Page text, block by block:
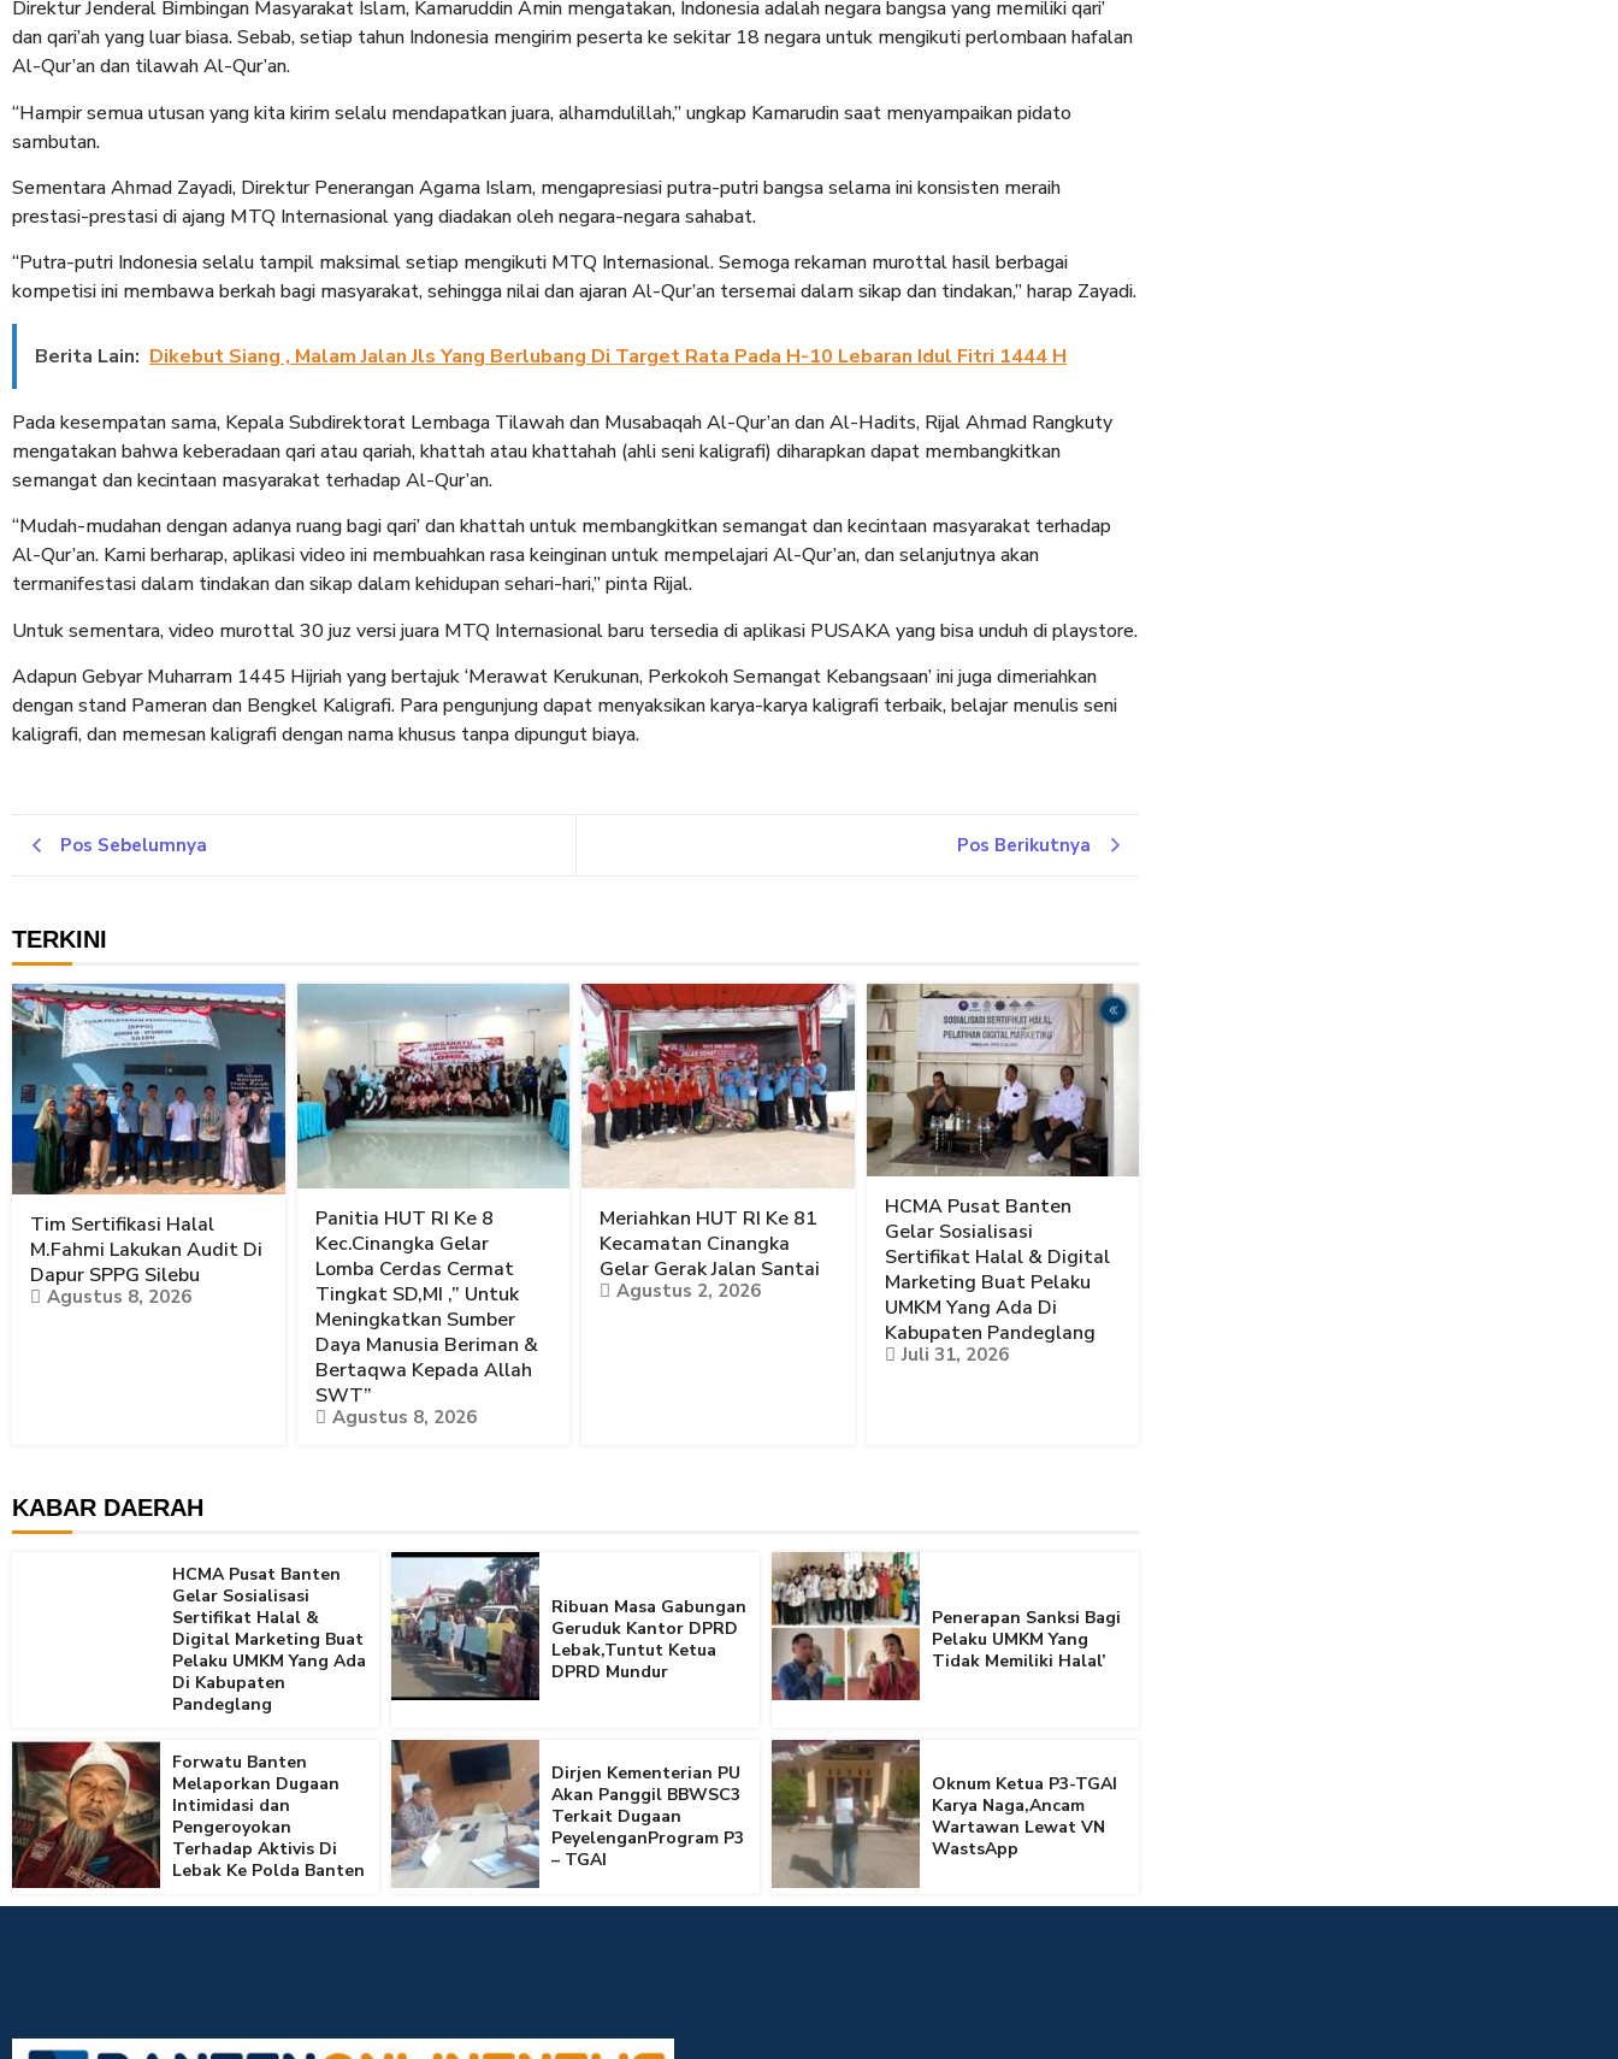
Direktur Jenderal Bimbingan Masyarakat Islam, Kamaruddin Amin mengatakan, Indonesia adalah negara bangsa yang memiliki qari’
dan qari’ah yang luar biasa. Sebab, setiap tahun Indonesia mengirim peserta ke sekitar 18 negara untuk mengikuti perlombaan hafalan
Al-Qur’an dan tilawah Al-Qur’an.
“Hampir semua utusan yang kita kirim selalu mendapatkan juara, alhamdulillah,” ungkap Kamarudin saat menyampaikan pidato
sambutan.
Sementara Ahmad Zayadi, Direktur Penerangan Agama Islam, mengapresiasi putra-putri bangsa selama ini konsisten meraih
prestasi-prestasi di ajang MTQ Internasional yang diadakan oleh negara-negara sahabat.
“Putra-putri Indonesia selalu tampil maksimal setiap mengikuti MTQ Internasional. Semoga rekaman murottal hasil berbagai
kompetisi ini membawa berkah bagi masyarakat, sehingga nilai dan ajaran Al-Qur’an tersemai dalam sikap dan tindakan,” harap Zayadi.
Berita Lain: Dikebut Siang , Malam Jalan Jls Yang Berlubang Di Target Rata Pada H-10 Lebaran Idul Fitri 1444 H
Pada kesempatan sama, Kepala Subdirektorat Lembaga Tilawah dan Musabaqah Al-Qur’an dan Al-Hadits, Rijal Ahmad Rangkuty
mengatakan bahwa keberadaan qari atau qariah, khattah atau khattahah (ahli seni kaligrafi) diharapkan dapat membangkitkan
semangat dan kecintaan masyarakat terhadap Al-Qur’an.
“Mudah-mudahan dengan adanya ruang bagi qari’ dan khattah untuk membangkitkan semangat dan kecintaan masyarakat terhadap
Al-Qur’an. Kami berharap, aplikasi video ini membuahkan rasa keinginan untuk mempelajari Al-Qur’an, dan selanjutnya akan
termanifestasi dalam tindakan dan sikap dalam kehidupan sehari-hari,” pinta Rijal.
Untuk sementara, video murottal 30 juz versi juara MTQ Internasional baru tersedia di aplikasi PUSAKA yang bisa unduh di playstore.
Adapun Gebyar Muharram 1445 Hijriah yang bertajuk ‘Merawat Kerukunan, Perkokoh Semangat Kebangsaan’ ini juga dimeriahkan
dengan stand Pameran dan Bengkel Kaligrafi. Para pengunjung dapat menyaksikan karya-karya kaligrafi terbaik, belajar menulis seni
kaligrafi, dan memesan kaligrafi dengan nama khusus tanpa dipungut biaya.
Pos Sebelumnya Pos Berikutnya
TERKINI
Tim Sertifikasi Halal
M.Fahmi Lakukan Audit Di
Dapur SPPG Silebu
Agustus 8, 2026
Panitia HUT RI Ke 8
Kec.Cinangka Gelar
Lomba Cerdas Cermat
Tingkat SD,MI ,” Untuk
Meningkatkan Sumber
Daya Manusia Beriman &
Bertaqwa Kepada Allah
SWT”
Agustus 8, 2026
Meriahkan HUT RI Ke 81
Kecamatan Cinangka
Gelar Gerak Jalan Santai
Agustus 2, 2026
HCMA Pusat Banten
Gelar Sosialisasi
Sertifikat Halal & Digital
Marketing Buat Pelaku
UMKM Yang Ada Di
Kabupaten Pandeglang
Juli 31, 2026
KABAR DAERAH
HCMA Pusat Banten
Gelar Sosialisasi
Sertifikat Halal &
Digital Marketing Buat
Pelaku UMKM Yang Ada
Di Kabupaten
Pandeglang
Ribuan Masa Gabungan
Geruduk Kantor DPRD
Lebak,Tuntut Ketua
DPRD Mundur
Penerapan Sanksi Bagi
Pelaku UMKM Yang
Tidak Memiliki Halal’
Forwatu Banten
Melaporkan Dugaan
Intimidasi dan
Pengeroyokan
Terhadap Aktivis Di
Lebak Ke Polda Banten
Dirjen Kementerian PU
Akan Panggil BBWSC3
Terkait Dugaan
PeyelenganProgram P3
– TGAI
Oknum Ketua P3-TGAI
Karya Naga,Ancam
Wartawan Lewat VN
WastsApp